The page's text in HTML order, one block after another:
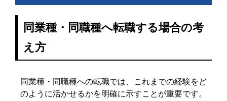
同業種・同職種へ転職する場合の考
え方
同業種・同職種への転職では、これまでの経験をど
のように活かせるかを明確に示すことが重要です。